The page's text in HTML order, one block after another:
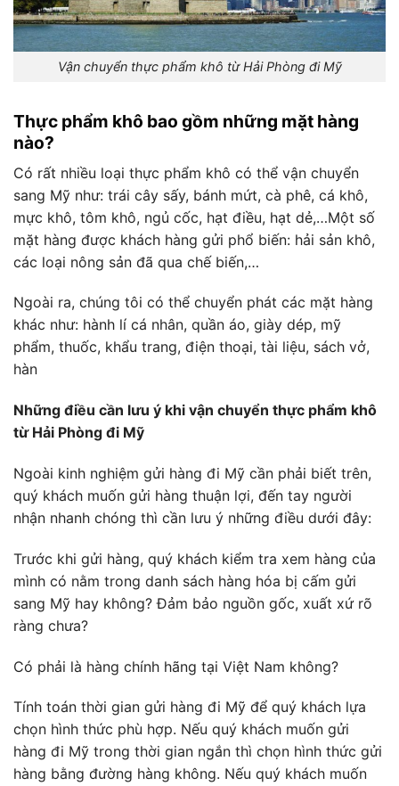
Vận chuyển thực phẩm khô từ Hải Phòng đi Mỹ
Thực phẩm khô bao gồm những mặt hàng
nào?
Có rất nhiều loại thực phẩm khô có thể vận chuyển
sang Mỹ như: trái cây sấy, bánh mứt, cà phê, cá khô,
mực khô, tôm khô, ngủ cốc, hạt điều, hạt dẻ,…Một số
mặt hàng được khách hàng gửi phổ biến: hải sản khô,
các loại nông sản đã qua chế biến,…
Ngoài ra, chúng tôi có thể chuyển phát các mặt hàng
khác như: hành lí cá nhân, quần áo, giày dép, mỹ
phẩm, thuốc, khẩu trang, điện thoại, tài liệu, sách vở,
hàn
Những điều cần lưu ý khi vận chuyển thực phẩm khô
từ Hải Phòng đi Mỹ
Ngoài kinh nghiệm gửi hàng đi Mỹ cần phải biết trên,
quý khách muốn gửi hàng thuận lợi, đến tay người
nhận nhanh chóng thì cần lưu ý những điều dưới đây:
Trước khi gửi hàng, quý khách kiểm tra xem hàng của
mình có nằm trong danh sách hàng hóa bị cấm gửi
sang Mỹ hay không? Đảm bảo nguồn gốc, xuất xứ rõ
ràng chưa?
Có phải là hàng chính hãng tại Việt Nam không?
Tính toán thời gian gửi hàng đi Mỹ để quý khách lựa
chọn hình thức phù hợp. Nếu quý khách muốn gửi
hàng đi Mỹ trong thời gian ngắn thì chọn hình thức gửi
hàng bằng đường hàng không. Nếu quý khách muốn